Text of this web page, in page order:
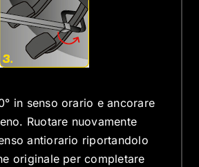
in senso orario e ancorare
Ruotare nuovamente
antiorario riportandolo
originale per completare